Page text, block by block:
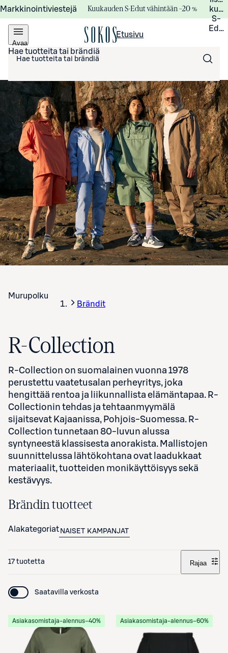
Markkinointiviestejä Kuukauden S-Edut vähintään –20 %
S-
Avaa
valikko
Etusivu
Hae tuotteita tai brändiä
Murupolku
Brändit
R-Collection
R-Collection on suomalainen vuonna 1978
perustettu vaatetusalan perheyritys, joka
hengittää rentoa ja liikunnallista elämäntapaa. R-
Collectionin tehdas ja tehtaanmyymälä
sijaitsevat Kajaanissa, Pohjois-Suomessa. R-
Collection tunnetaan 80-luvun alussa
syntyneestä klassisesta anorakista. Mallistojen
suunnittelussa lähtökohtana ovat laadukkaat
materiaalit, tuotteiden monikäyttöisyys sekä
kestävyys.
Brändin tuotteet
Alakategoriat NAISET KAMPANJAT
17 tuotetta Rajaa
Saatavilla verkosta
Asiakasomistaja-alennus−40% Asiakasomistaja-alennus−60%